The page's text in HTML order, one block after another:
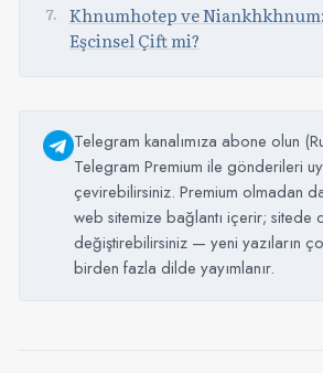
Khnumhotep ve
Eşcinsel Çift mi?
Telegram kanalımıza abone olun
Telegram Premium ile gönderileri
çevirebilirsiniz. Premium olmadan
web sitemize bağlantı içerir; sitede
değiştirebilirsiniz — yeni yazıların
birden fazla dilde yayımlanır.